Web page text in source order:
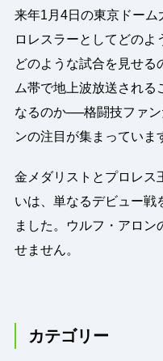
来年1月4日の東京ドー
ロレスラーとしてどの
どのような試合を見せる
ム帯で地上波放送される
なるのか──格闘技ファ
ンの注目が集まっていま
金メダリストとプロレス
いは、単なるデビュー戦
ました。ウルフ・アロ
せません。
カテゴリー